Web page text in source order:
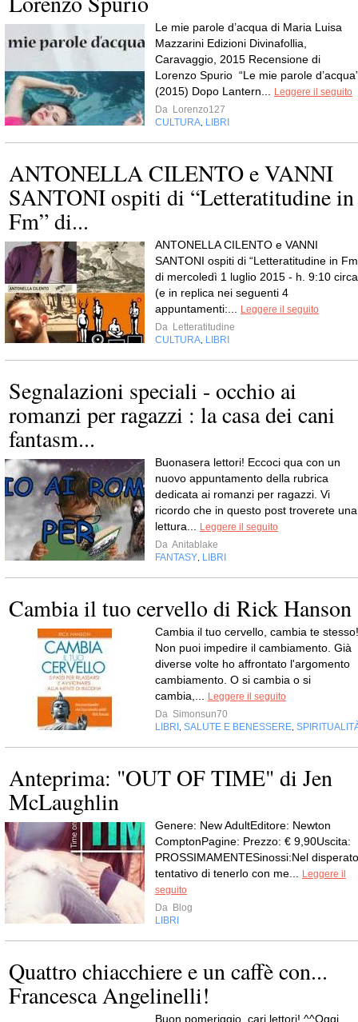
Le mie parole d’acqua di Maria Luisa
Mazzarini Edizioni Divinafollia,
Caravaggio, 2015 Recensione di
Lorenzo Spurio “Le mie parole
(2015) Dopo Lantern...
Leggere il seguito
Da Lorenzo127
CULTURA LIBRI
ANTONELLA CILENTO e VANNI
SANTONI ospiti di “Letteratitudine in
Fm” di...
ANTONELLA CILENTO e VANNI
SANTONI ospiti di “Letteratitudine in
di mercoledì 1 luglio 2015 - h. 9:10 circa
(e in replica nei seguenti 4
appuntamenti:...
Leggere il seguito
Da Letteratitudine
CULTURA LIBRI
Segnalazioni speciali - occhio ai
romanzi per ragazzi : la casa dei cani
fantasm...
Buonasera lettori! Eccoci qua con un
nuovo appuntamento della rubrica
dedicata ai romanzi per ragazzi. Vi
ricordo che in questo post troverete una
lettura...
Leggere il seguito
Da Anitablake
FANTASY LIBRI
Cambia il tuo cervello di Rick Hanson
Cambia il tuo cervello, cambia te stesso!
Non puoi impedire il cambiamento. Già
diverse volte ho affrontato l'argomento
cambiamento. O si cambia o si
cambia,...
Leggere il seguito
Da Simonsun70
LIBRI
SALUTE E BENESSERE
Anteprima: "OUT OF TIME" di Jen
McLaughlin
Genere: New AdultEditore: Newton
ComptonPagine: Prezzo: € 9,90Uscita:
PROSSIMAMENTESinossi:Nel disperato
tentativo di tenerlo con me...
Leggere il
seguito
Da Blog
LIBRI
Quattro chiacchiere e un caffè con...
Francesca Angelinelli!
Buon pomeriggio, cari lettori! ^^Oggi